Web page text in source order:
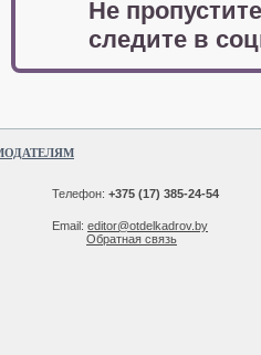
Не
следите в
Телефон: +375 (17) 385-24-54
Email: editor@otdelkadrov.by
Обратная связь